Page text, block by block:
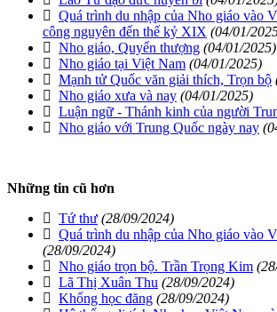
Quá trình du nhập của Nho giáo vào
công nguyên đến thế kỷ XIX (04/01/
Nho giáo, Quyển thượng (04/01/2025)
Nho giáo tại Việt Nam (04/01/2025)
Mạnh tử Quốc văn giải thích, Trọn bộ
Nho giáo xưa và nay (04/01/2025)
Luận ngữ - Thánh kinh của người
Nho giáo với Trung Quốc ngày nay
Những tin cũ hơn
Tứ thư (28/09/2024)
Quá trình du nhập của Nho giáo vào
(28/09/2024)
Nho giáo trọn bộ. Trần Trọng Kim
Lã Thị Xuân Thu (28/09/2024)
Khổng học đăng (28/09/2024)